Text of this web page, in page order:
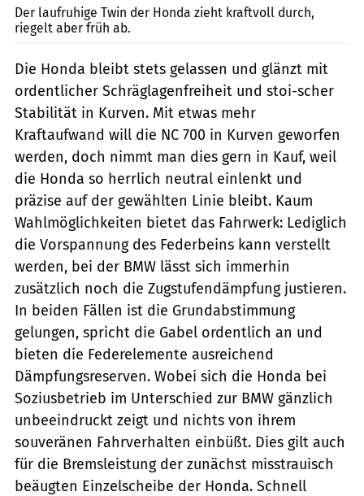
Der laufruhige Twin der Honda zieht kraftvoll durch,
riegelt aber früh ab.
Die Honda bleibt stets gelassen und glänzt mit
ordentlicher Schräglagenfreiheit und stoi-scher
Stabilität in Kurven. Mit etwas mehr
Kraftaufwand will die NC 700 in Kurven geworfen
werden, doch nimmt man dies gern in Kauf, weil
die Honda so herrlich neutral einlenkt und
präzise auf der gewählten Linie bleibt. Kaum
Wahlmöglichkeiten bietet das Fahrwerk: Lediglich
die Vorspannung des Federbeins kann verstellt
werden, bei der BMW lässt sich immerhin
zusätzlich noch die Zugstufendämpfung justieren.
In beiden Fällen ist die Grundabstimmung
gelungen, spricht die Gabel ordentlich an und
bieten die Federelemente ausreichend
Dämpfungsreserven. Wobei sich die Honda bei
Soziusbetrieb im Unterschied zur BMW gänzlich
unbeeindruckt zeigt und nichts von ihrem
souveränen Fahrverhalten einbüßt. Dies gilt auch
für die Bremsleistung der zunächst misstrauisch
beäugten Einzelscheibe der Honda. Schnell